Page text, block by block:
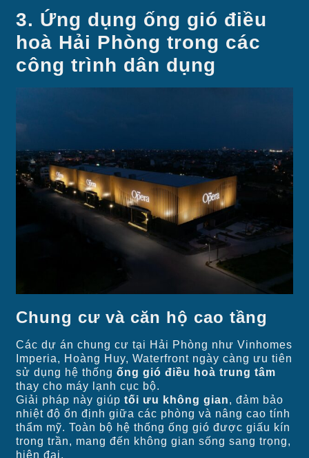
3. Ứng dụng ống gió điều
hoà Hải Phòng trong các
công trình dân dụng
Chung cư và căn hộ cao tầng
Các dự án chung cư tại Hải Phòng như Vinhomes
Imperia, Hoàng Huy, Waterfront ngày càng ưu tiên
sử dụng hệ thốngống gió điều hoà trung tâm
thay cho máy lạnh cục bộ.
Giải pháp này giúptối ưu không gian, đảm bảo
nhiệt độ ổn định giữa các phòng và nâng cao tính
thẩm mỹ. Toàn bộ hệ thống ống gió được giấu kín
trong trần, mang đến không gian sống sang trọng,
hiện đại.